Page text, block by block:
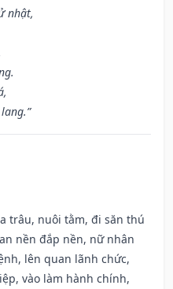
nhật,
trâu, nuôi tằm, đi săn thú
nền đắp nền, nữ nhân
lên quan lãnh chức,
vào làm hành chính,